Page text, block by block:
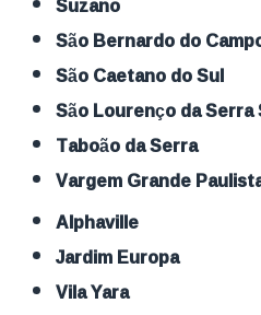
São Bernardo do
São Caetano do Sul
São Lourenço da
Taboão da Serra
Vargem Grande
Alphaville
Jardim Europa
Vila Yara